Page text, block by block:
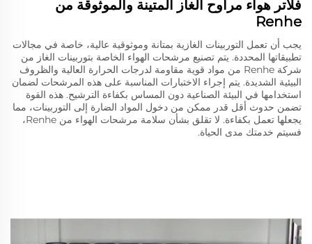
فلاتر هواء مراوح الغاز المتينة والموثوقة من
Renhe
يجب أن تعمل التوربينات الغازية بمتانة وموثوقية عالية، خاصة في مجالات
تطبيقاتها المحددة. يتم تصنيع مرشحات الهواء الخاصة بتوربينات الغاز من
شركة Renhe من مواد قوية مقاومة لدرجات الحرارة العالية والظروف
البيئية الشديدة. يتم إجراء الاختبارات المناسبة على هذه المرشحات لضمان
استخدامها في البيئة الصناعية دون المساس بكفاءة الترشيح. هذه القوة
تضمن حدوث أقل قدر ممكن من دخول المواد الضارة إلى التوربينات، مما
يجعلها تعمل بكفاءة. لا تقلق بشأن سلامة مرشحات الهواء من Renhe،
فسيتم خدمتك مدى الحياة.